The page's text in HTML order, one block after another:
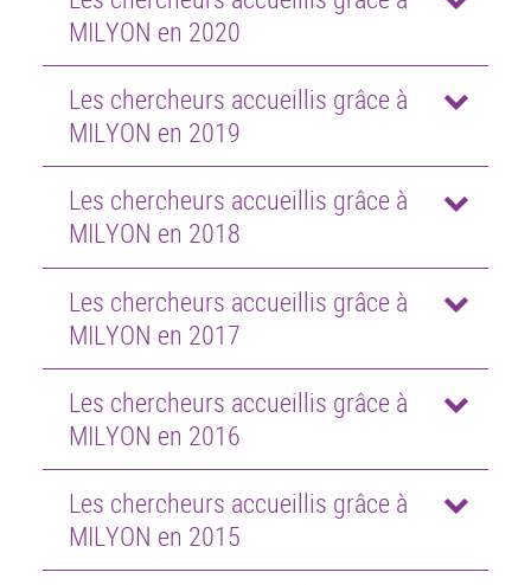
MILYON en 2020
Les chercheurs accueillis grâce à
MILYON en 2019
Les chercheurs accueillis grâce à
MILYON en 2018
Les chercheurs accueillis grâce à
MILYON en 2017
Les chercheurs accueillis grâce à
MILYON en 2016
Les chercheurs accueillis grâce à
MILYON en 2015